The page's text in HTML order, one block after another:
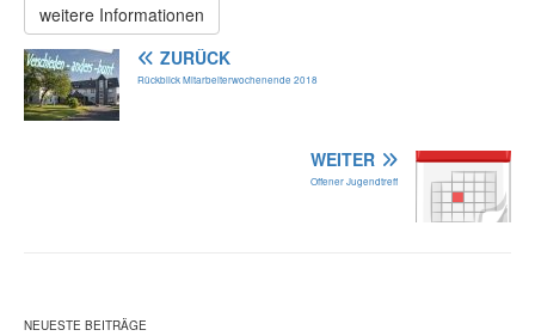
weitere Informationen
ZURÜCK
Rückblick Mitarbeiterwochenende 2018
WEITER
Offener Jugendtreff
NEUESTE BEITRÄGE